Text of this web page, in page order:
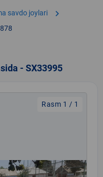
savdo joylari chevron_right
- SX33995
Rasm 1 / 1